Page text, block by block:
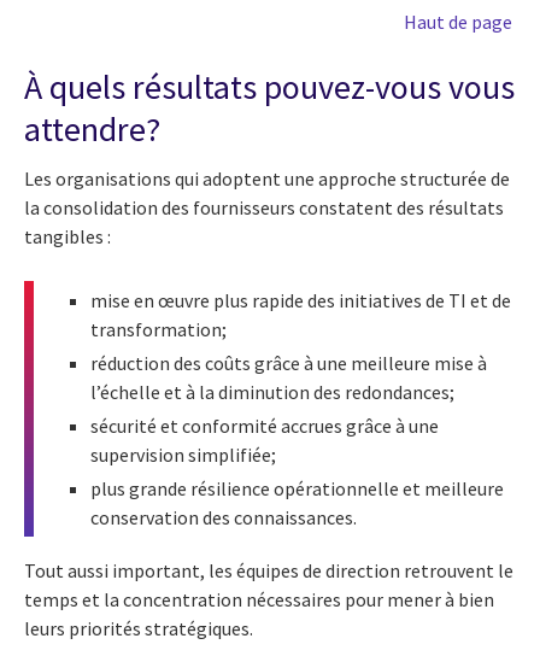
Haut de page
À quels résultats pouvez-vous vous
attendre?
Les organisations qui adoptent une approche structurée de
la consolidation des fournisseurs constatent des résultats
tangibles :
mise en œuvre plus rapide des initiatives de TI et de
transformation;
réduction des coûts grâce à une meilleure mise à
l’échelle et à la diminution des redondances;
sécurité et conformité accrues grâce à une
supervision simplifiée;
plus grande résilience opérationnelle et meilleure
conservation des connaissances.
Tout aussi important, les équipes de direction retrouvent le
temps et la concentration nécessaires pour mener à bien
leurs priorités stratégiques.